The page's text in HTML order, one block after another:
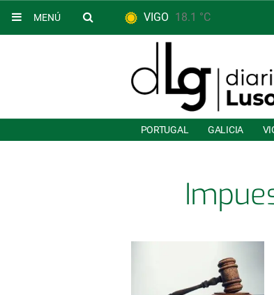
MENÚ VIGO 18.1 °C
PORTUGAL GALICIA